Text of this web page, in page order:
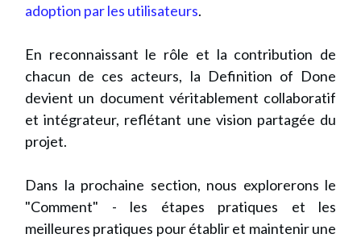
adoption par les utilisateurs.
En reconnaissant le rôle et la contribution de
chacun de ces acteurs, la Definition of Done
devient un document véritablement collaboratif
et intégrateur, reflétant une vision partagée du
projet.
Dans la prochaine section, nous explorerons le
"Comment" - les étapes pratiques et les
meilleures pratiques pour établir et maintenir une